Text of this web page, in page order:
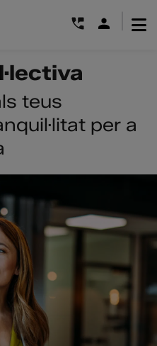
teus
per a